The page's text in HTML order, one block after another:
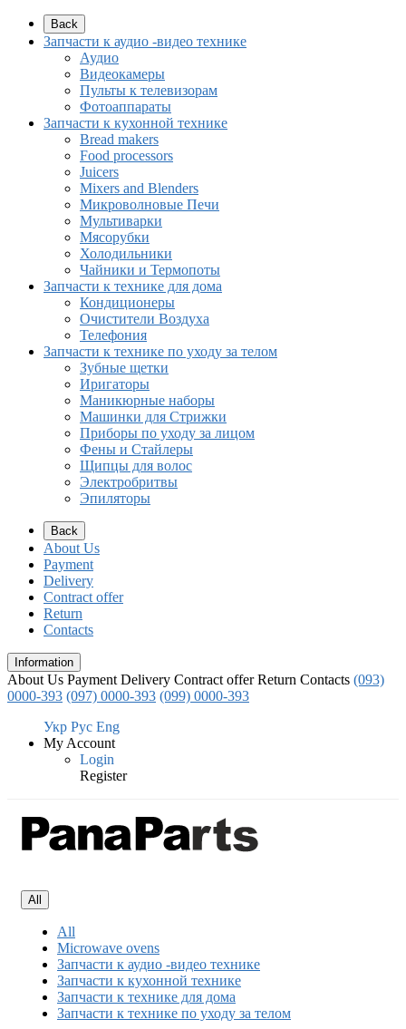
Back
Запчасти к аудио -видео технике
Аудио
Видеокамеры
Пульты к телевизорам
Фотоаппараты
Запчасти к кухонной технике
Bread makers
Food processors
Juicers
Mixers and Blenders
Микроволновые Печи
Мультиварки
Мясорубки
Холодильники
Чайники и Термопоты
Запчасти к технике для дома
Кондиционеры
Очистители Воздуха
Телефония
Запчасти к технике по уходу за телом
Зубные щетки
Иригаторы
Маникюрные наборы
Машинки для Стрижки
Приборы по уходу за лицом
Фены и Стайлеры
Щипцы для волос
Электробритвы
Эпиляторы
Back
About Us
Payment
Delivery
Contract offer
Return
Contacts
Information
About Us Payment Delivery Contract offer Return Contacts (093)
0000-393 (097) 0000-393 (099) 0000-393
Укр Рус Eng
My Account
Login
Register
All
All
Microwave ovens
Запчасти к аудио -видео технике
Запчасти к кухонной технике
Запчасти к технике для дома
Запчасти к технике по уходу за телом